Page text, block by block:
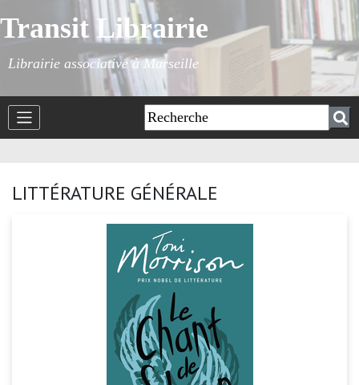
Transit Librairie
Librairie associative à Marseille
LITTÉRATURE GÉNÉRALE